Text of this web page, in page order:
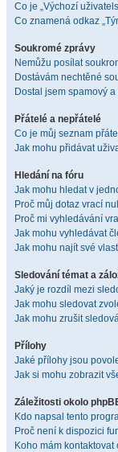
Co je „Výchozí
Co znamená odkaz
Soukromé zprávy
Nemůžu posílat
Dostávám nechtěné
Dostal jsem spamový
Přátelé a nepřátelé
Co je můj seznam
Jak mohu přidávat
Hledání na fóru
Jak mohu hledat v
Proč můj dotaz vrací
Proč mi vyhledávání
Jak mohu vyhledávat
Jak mohu najít své
Sledování témat a
Jaký je rozdíl mezi
Jak mohu sledovat
Jak mohu zrušit
Přílohy
Jaké přílohy jsou
Jak si mohu zobrazit
Záležitosti okolo
Kdo napsal tento
Proč není k dispozici
Koho mám